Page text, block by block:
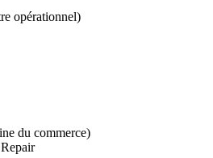
opérationnel)
du commerce)